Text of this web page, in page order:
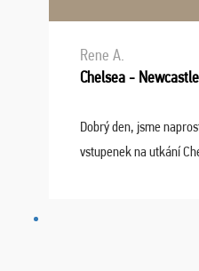
Rene A.
Chelsea -
Dobrý den, jsme
vstupenek na utkání